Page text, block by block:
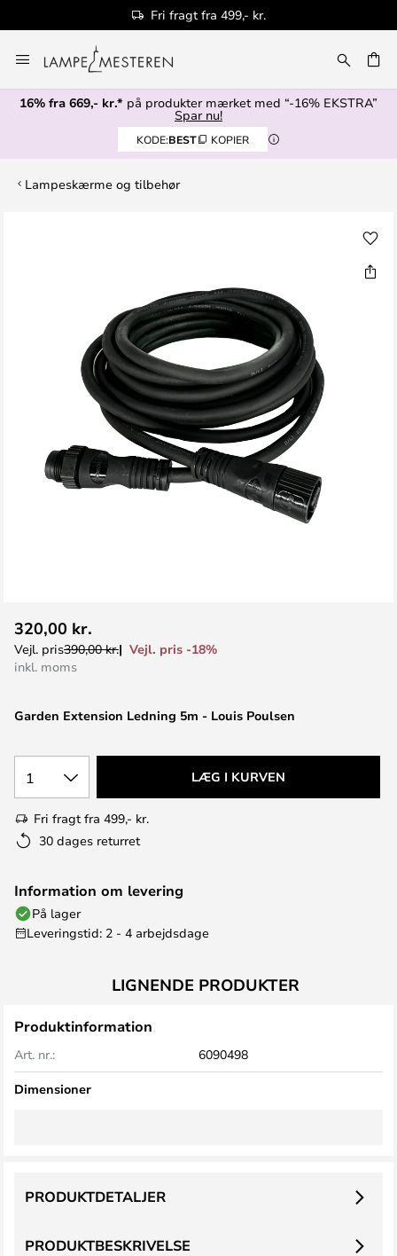
Fri fragt fra 499,- kr.
to
Content
16% fra 669,- kr.* på produkter mærket med “-16% EKSTRA”
Spar nu!
KODE:BEST KOPIER
Lampeskærme og tilbehør
til
starten
Garden Extension Ledning 5m - Louis Poulsen
320,00 kr.
Vejl. pris390,00 kr.
Vejl. pris -18%
inkl. moms
1 LÆG I KURVEN
Fri fragt fra 499,- kr.
30 dages returret
Information om levering
På lager
Leveringstid: 2 - 4 arbejdsdage
LIGNENDE PRODUKTER
Produktinformation
Art. nr.: 6090498
Dimensioner
PRODUKTBESKRIVELSE
PRODUKTDETALJER